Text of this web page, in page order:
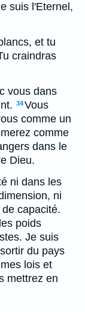
suis l'Eternel,
et tu
craindras
vous dans
34Vous
comme un
comme
dans le
Dieu.
ni dans les
ni
capacité.
poids
Je suis
du pays
lois et
mettrez en